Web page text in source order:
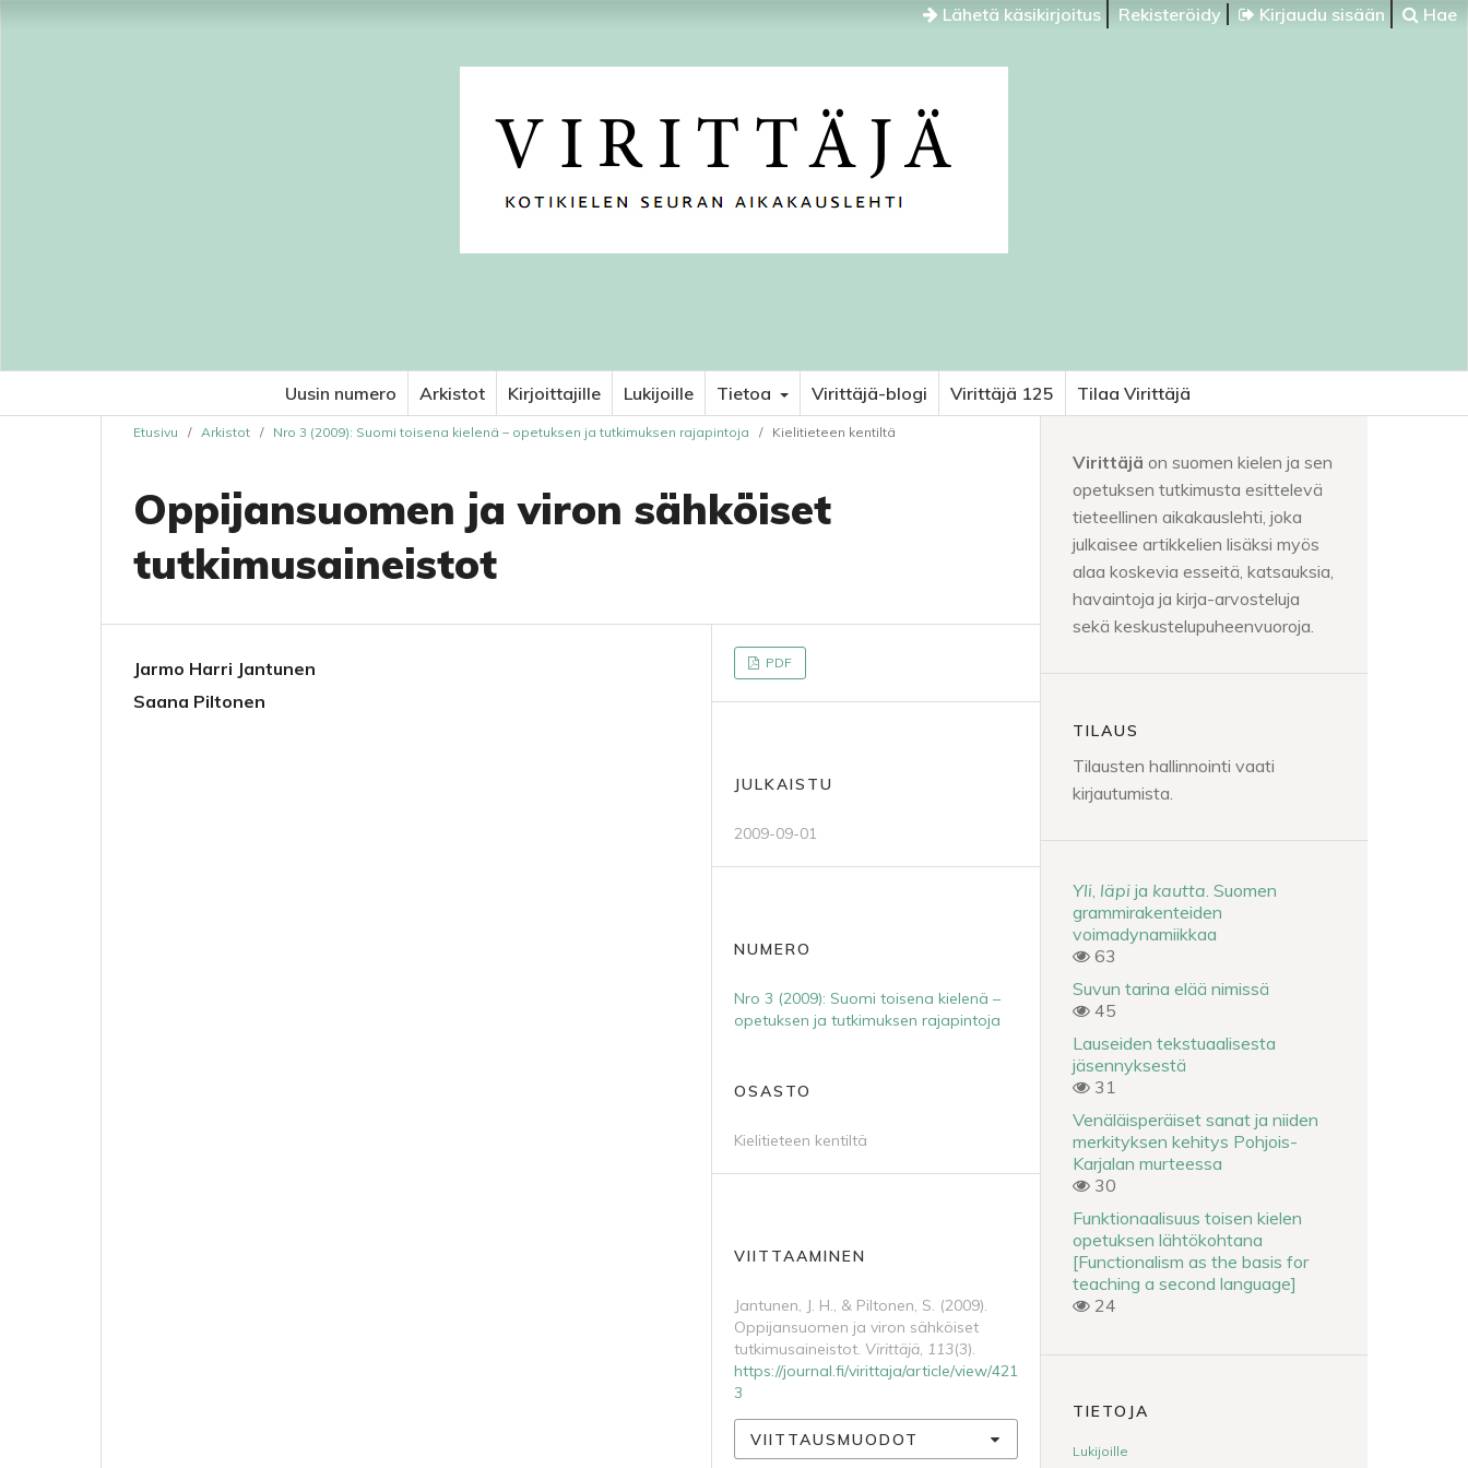
Lähetä käsikirjoitus Rekisteröidy Kirjaudu sisään Hae
Uusin numero Arkistot Kirjoittajille Lukijoille Tietoa Virittäjä-blogi Virittäjä 125 Tilaa Virittäjä
Etusivu / Arkistot / Nro 3 (2009): Suomi toisena kielenä – opetuksen ja tutkimuksen rajapintoja / Kielitieteen kentiltä
Oppijansuomen ja viron sähköiset
tutkimusaineistot
Jarmo Harri Jantunen
Saana Piltonen
PDF
JULKAISTU
2009-09-01
NUMERO
Nro 3 (2009): Suomi toisena kielenä –
opetuksen ja tutkimuksen rajapintoja
OSASTO
Kielitieteen kentiltä
VIITTAAMINEN
Jantunen, J. H., & Piltonen, S. (2009).
Oppijansuomen ja viron sähköiset
tutkimusaineistot. Virittäjä, 113(3).
https://journal.fi/virittaja/article/view/421
3
VIITTAUSMUODOT
Virittäjä on suomen kielen ja sen
opetuksen tutkimusta esittelevä
tieteellinen aikakauslehti, joka
julkaisee artikkelien lisäksi myös
alaa koskevia esseitä, katsauksia,
havaintoja ja kirja-arvosteluja
sekä keskustelupuheenvuoroja.
TILAUS
Tilausten hallinnointi vaati
kirjautumista.
Yli läpi ja kautta . Suomen
grammirakenteiden
voimadynamiikkaa
63
Suvun tarina elää nimissä
45
Lauseiden tekstuaalisesta
jäsennyksestä
31
Venäläisperäiset sanat ja niiden
merkityksen kehitys Pohjois-
Karjalan murteessa
30
Funktionaalisuus toisen kielen
opetuksen lähtökohtana
[Functionalism as the basis for
teaching a second language]
24
TIETOJA
Lukijoille